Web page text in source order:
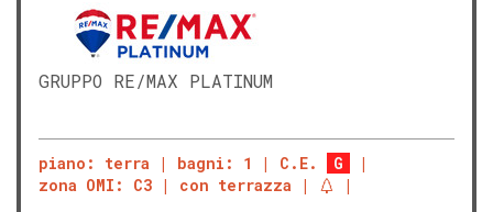
GRUPPO RE/MAX PLATINUM
piano: terra bagni: 1 C.E.
G
zona OMI: C3
con terrazza